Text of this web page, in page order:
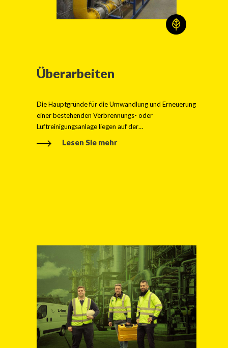
Überarbeiten
Die Hauptgründe für die Umwandlung und Erneuerung
einer bestehenden Verbrennungs- oder
Luftreinigungsanlage liegen auf der…
Lesen Sie mehr